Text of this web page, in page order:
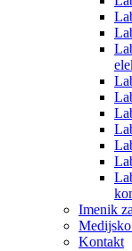
Imenik
Medijsko
Kontakt